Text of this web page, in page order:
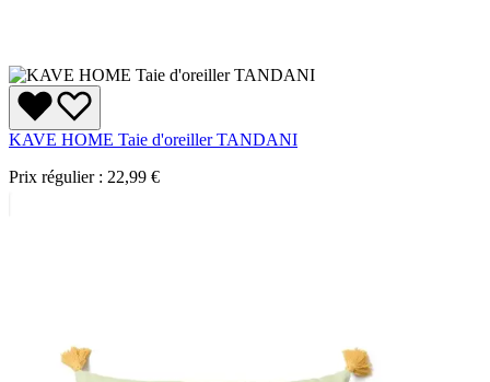
KAVE HOME Taie d'oreiller TANDANI
Prix régulier : 22,99 €